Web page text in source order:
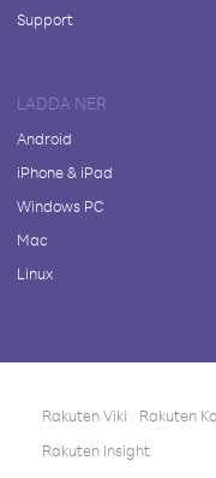
Support
LADDA NER
Android
iPhone & iPad
Windows PC
Mac
Linux
Rakuten Viki Rakuten
Rakuten Insight